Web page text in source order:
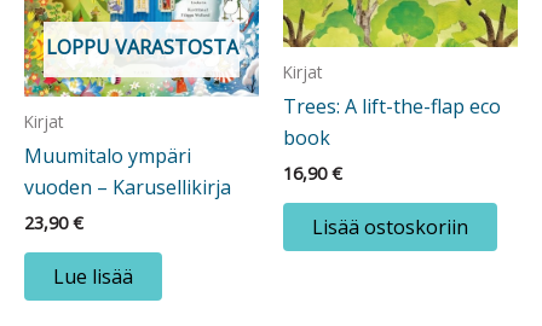
LOPPU VARASTOSTA
Kirjat
Muumitalo ympäri
vuoden – Karusellikirja
23,90€
Lue lisää
Kirjat
Trees: A lift-the-flap eco
book
16,90€
Lisää ostoskoriin